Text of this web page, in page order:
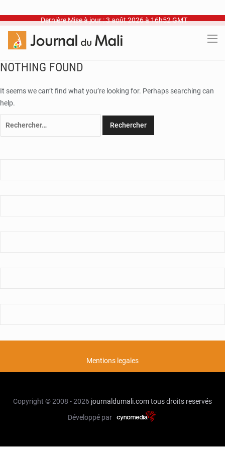
Dernière Mise à jour : 3 août 2026 à 16h52 GMT
NOTHING FOUND
It seems we can’t find what you’re looking for. Perhaps searching can
help.
Mentions legales
Copyright © 2008 - 2026 journaldumali.comtous droits reservés
Développé par